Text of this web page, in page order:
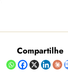
Compartilhe